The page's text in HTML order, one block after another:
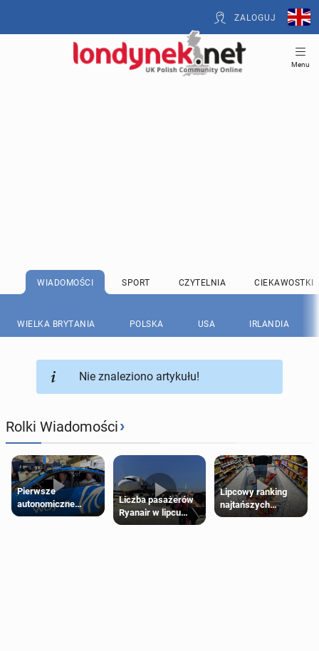
ZALOGUJ
Menu
WIADOMOŚCI SPORT CZYTELNIA CIEKAWOSTKI
WIELKA BRYTANIA POLSKA USA IRLANDIA
Nie znaleziono artykułu!
Rolki Wiadomości›
Pierwsze
autonomiczne
Ubery pojawią się
Liczba pasażerów
Ryanair w lipcu
pobiła rekord
Lipcowy ranking
najtańszych
supermarketów